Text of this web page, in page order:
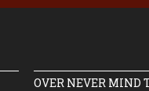
OVER NEVER MIND